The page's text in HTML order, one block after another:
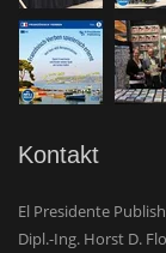
Kontakt
El Presidente
Dipl.-Ing. Horst D.